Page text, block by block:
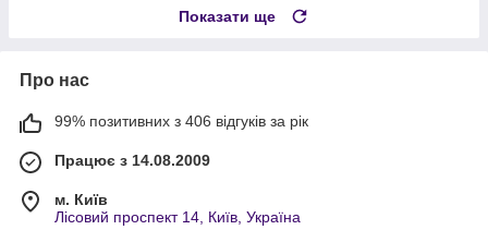
Показати ще
Про нас
99% позитивних з 406 відгуків за рік
Працює з 14.08.2009
м. Київ
Лісовий проспект 14, Київ, Україна